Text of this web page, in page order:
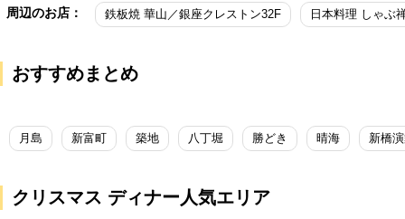
周辺のお店： 鉄板焼 華山／銀座クレストン32F
おすすめまとめ
月島 新富町 築地 八丁堀 勝どき 晴海 新橋
クリスマス ディナー人気エリア